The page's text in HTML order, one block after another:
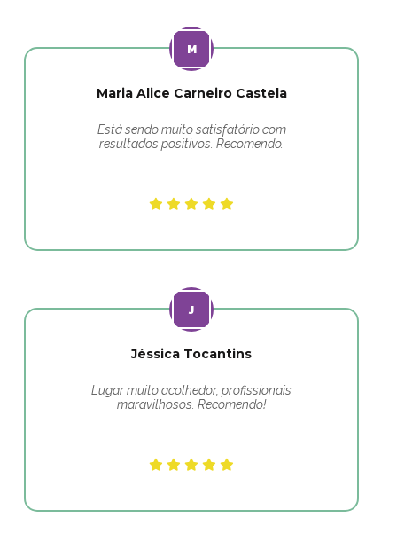
Maria Alice Carneiro Castela
Está sendo muito satisfatório com
resultados positivos. Recomendo.
Jéssica Tocantins
Lugar muito acolhedor, profissionais
maravilhosos. Recomendo!